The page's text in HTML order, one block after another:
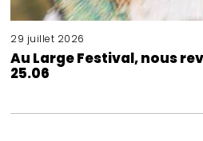
29 juillet 2026
Au Large Festival, nous
25.06